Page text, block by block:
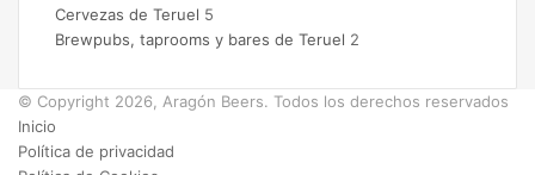
Cervezas de Teruel 5
Brewpubs, taprooms y bares de Teruel 2
© Copyright 2026, Aragón Beers. Todos los derechos reservados
Inicio
Política de privacidad